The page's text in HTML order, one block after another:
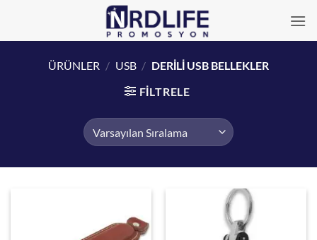
ÜRÜNLER / USB / DERİLİ USB BELLEKLER
FILTRELE